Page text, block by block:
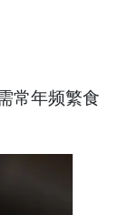
常年频繁食